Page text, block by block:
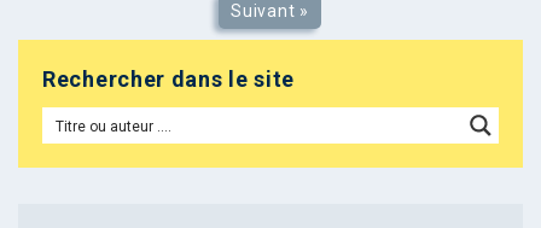
Suivant »
Rechercher dans le site